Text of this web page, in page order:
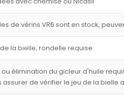
de vérins VR6 sont en stock,
la bielle, rondelle requise
élimination du gicleur d'huile
assurer de vérifier le jeu de la